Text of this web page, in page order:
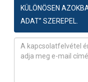
KÜLÖNÖSEN
ADAT” SZEREPEL.